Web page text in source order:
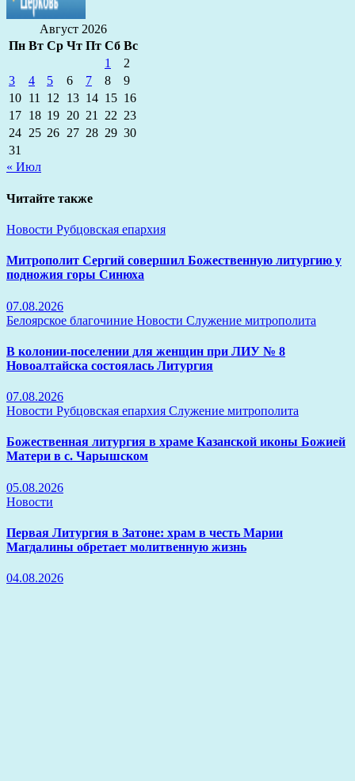
Август 2026
Пн Вт Ср Чт Пт Сб Вс
1
2
3
4 5 6 7 8
9
10 11 12 13 14 15 16
17 18 19 20 21 22 23
24 25 26 27 28 29 30
31
« Июл
Читайте также
Новости Рубцовская епархия
Митрополит Сергий совершил Божественную литургию у
подножия горы Синюха
07.08.2026
Белоярское благочиние Новости Служение митрополита
В колонии-поселении для женщин при ЛИУ № 8
Новоалтайска состоялась Литургия
07.08.2026
Новости Рубцовская епархия Служение митрополита
Божественная литургия в храме Казанской иконы Божией
Матери в с. Чарышском
05.08.2026
Новости
Первая Литургия в Затоне: храм в честь Марии
Магдалины обретает молитвенную жизнь
04.08.2026